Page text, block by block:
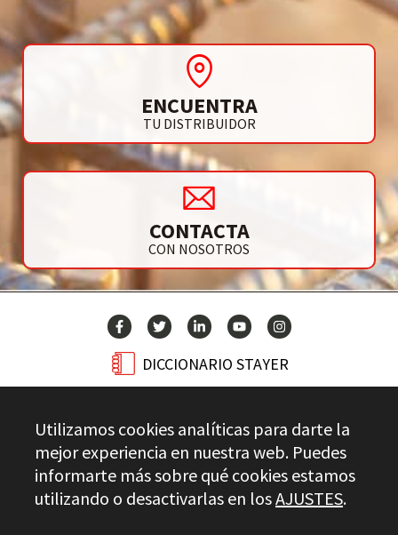
ENCUENTRA
TU DISTRIBUIDOR
CONTACTA
CON NOSOTROS
DICCIONARIO STAYER
CONTACTO
Stayer.es © 2026
Utilizamos cookies analíticas para darte la
mejor experiencia en nuestra web. Puedes
informarte más sobre qué cookies estamos
utilizando o desactivarlas en losAJUSTES.